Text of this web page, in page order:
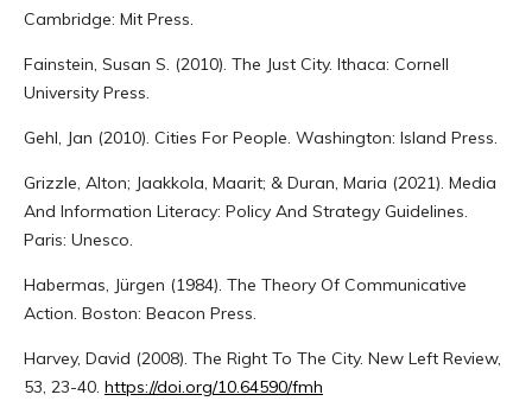
Cambridge: Mit Press.
Fainstein, Susan S. (2010). The Just City. Ithaca: Cornell
University Press.
Gehl, Jan (2010). Cities For People. Washington: Island Press.
Grizzle, Alton; Jaakkola, Maarit; & Duran, Maria (2021). Media
And Information Literacy: Policy And Strategy Guidelines.
Paris: Unesco.
Habermas, Jürgen (1984). The Theory Of Communicative
Action. Boston: Beacon Press.
Harvey, David (2008). The Right To The City. New Left Review,
53, 23-40. https://doi.org/10.64590/fmh